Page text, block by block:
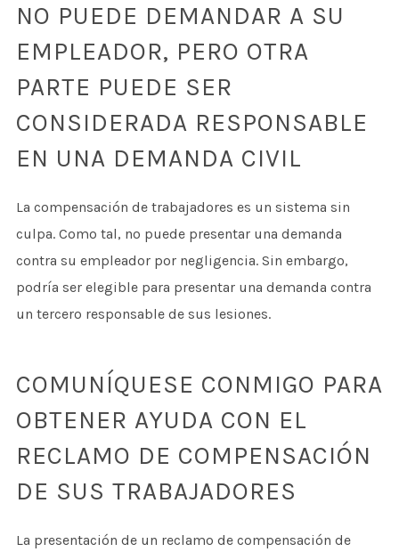
NO PUEDE DEMANDAR A SU
EMPLEADOR, PERO OTRA
PARTE PUEDE SER
CONSIDERADA RESPONSABLE
EN UNA DEMANDA CIVIL
La compensación de trabajadores es un sistema sin
culpa. Como tal, no puede presentar una demanda
contra su empleador por negligencia. Sin embargo,
podría ser elegible para presentar una demanda contra
un tercero responsable de sus lesiones.
COMUNÍQUESE CONMIGO PARA
OBTENER AYUDA CON EL
RECLAMO DE COMPENSACIÓN
DE SUS TRABAJADORES
La presentación de un reclamo de compensación de